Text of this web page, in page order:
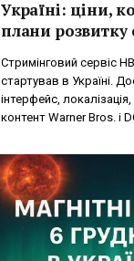
Україні: ціни,
плани розвитку
Стримінговий сервіс
стартував в Україні.
інтерфейс,
контент Warner Bros. і